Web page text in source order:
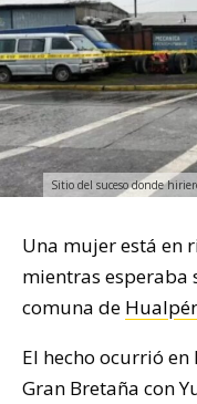
Sitio del suceso donde
Una mujer está en
mientras esperaba
comuna de
El hecho ocurrió
Gran Bretaña con